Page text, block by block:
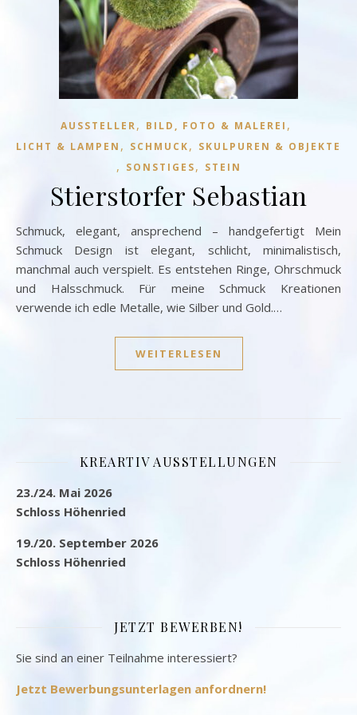
AUSSTELLER, BILD, FOTO & MALEREI ,
LICHT & LAMPEN , SCHMUCK, SKULPUREN & OBJEKTE
, SONSTIGES, STEIN
Stierstorfer Sebastian
Schmuck, elegant, ansprechend – handgefertigt Mein
Schmuck Design ist elegant, schlicht, minimalistisch,
manchmal auch verspielt. Es entstehen Ringe, Ohrschmuck
und Halsschmuck. Für meine Schmuck Kreationen
verwende ich edle Metalle, wie Silber und Gold.…
WEITERLESEN
KREARTIV AUSSTELLUNGEN
23./24. Mai 2026
Schloss Höhenried
19./20. September 2026
Schloss Höhenried
JETZT BEWERBEN!
Sie sind an einer Teilnahme interessiert?
Jetzt Bewerbungsunterlagen anfordnern!